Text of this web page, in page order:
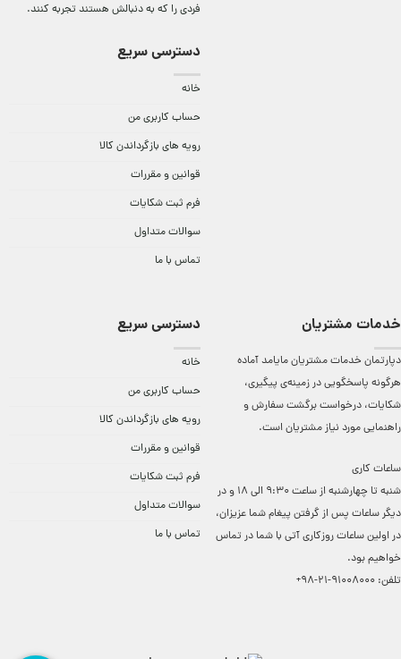
فردی را که به دنبالش هستند تجربه کنند.
دسترسی سریع
خانه
حساب کاربری من
رویه های بازگرداندن کالا
قوانین و مقررات
فرم ثبت شکایات
سوالات متداول
تماس با ما
خدمات مشتریان
دپارتمان خدمات مشتریان مایامد آماده
هرگونه پاسخگویی در زمینه‌ی پیگیری،
شکایات، درخواست برگشت سفارش و
راهنمایی مورد نیاز مشتریان است.
ساعات کاری
شنبه تا چهارشنبه از ساعت 9:30 الی 18 و در
دیگر ساعات ‌پس از گرفتن پیغام شما عزیزان،
در اولین ساعات روزکاری آتی با شما در تماس
خواهیم بود.
تلفن: 91008000-21-98+
دسترسی سریع
خانه
حساب کاربری من
رویه های بازگرداندن کالا
قوانین و مقررات
فرم ثبت شکایات
سوالات متداول
تماس با ما